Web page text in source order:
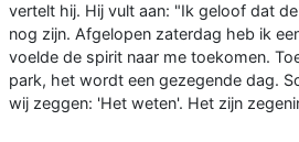
vertelt hij. Hij vult aan: "Ik geloof dat
nog zijn. Afgelopen zaterdag heb ik
voelde de spirit naar me toekomen.
park, het wordt een gezegende dag.
wij zeggen: 'Het weten'. Het zijn